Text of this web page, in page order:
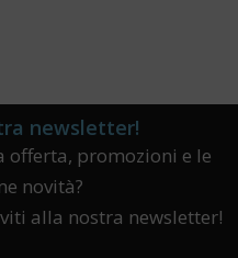
newsletter!
promozioni e le
novità?
alla nostra newsletter!